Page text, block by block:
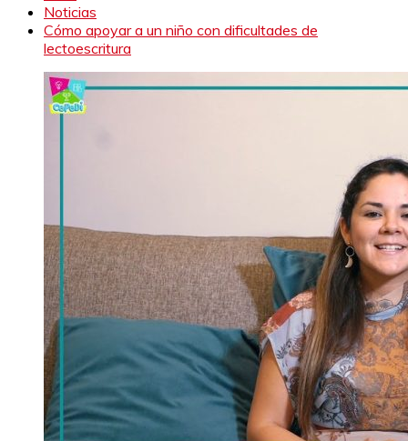
Noticias
Cómo apoyar a un niño con dificultades de
lectoescritura